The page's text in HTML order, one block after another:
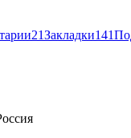
21Закладки141